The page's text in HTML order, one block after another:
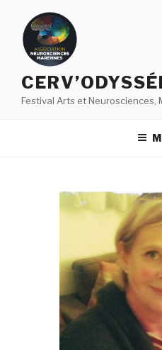
contenu
principal
Festival Arts et Neurosciences,